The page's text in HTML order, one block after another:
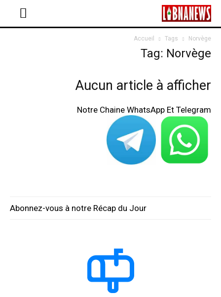
Accueil Tags Norvège
Tag: Norvège
Aucun article à afficher
Notre Chaine WhatsApp Et Telegram
Abonnez-vous à notre Récap du Jour